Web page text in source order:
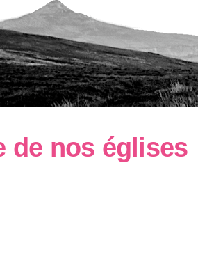
de nos églises